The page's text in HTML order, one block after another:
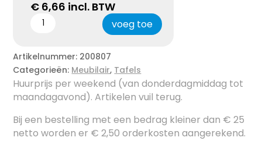
€ 6,66 incl. BTW
voeg toe
Artikelnummer: 200807
Categorieën: Meubilair, Tafels
Huurprijs per weekend (van donderdagmiddag tot
maandagavond). Artikelen vuil terug.
Bij een bestelling met een bedrag kleiner dan € 25
netto worden er € 2,50 orderkosten aangerekend.